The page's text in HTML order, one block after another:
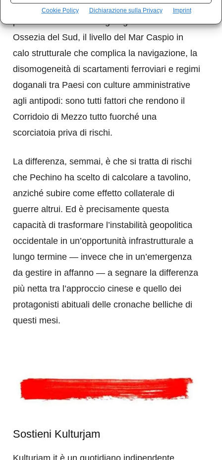
Cookie Policy Dichiarazione sulla Privacy Imprint
Karabakh, la presenza militare russa nelle
province secessioniste georgiane di Abkhazia e
Ossezia del Sud, il livello del Mar Caspio in
calo strutturale che complica la navigazione, la
disomogeneità di scartamenti ferroviari e regimi
doganali tra Paesi con culture amministrative
agli antipodi: sono tutti fattori che rendono il
Corridoio di Mezzo tutto fuorché una
scorciatoia priva di rischi.
La differenza, semmai, è che si tratta di rischi
che Pechino ha scelto di calcolare a tavolino,
anziché subire come effetto collaterale di
guerre altrui. Ed è precisamente questa
capacità di trasformare l’instabilità geopolitica
occidentale in un’opportunità infrastrutturale a
lungo termine — invece che in un’emergenza
da gestire in affanno — a segnare la differenza
più netta tra l’approccio cinese e quello dei
protagonisti abituali delle cronache belliche di
questi mesi.
Sostieni Kulturjam